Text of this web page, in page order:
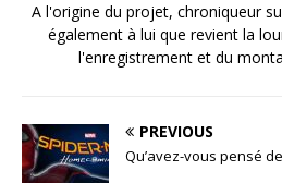
A l'origine du projet, chroniqueur
également à lui que revient la
l'enregistrement et du
PREVIOUS
Qu’avez-vous pensé